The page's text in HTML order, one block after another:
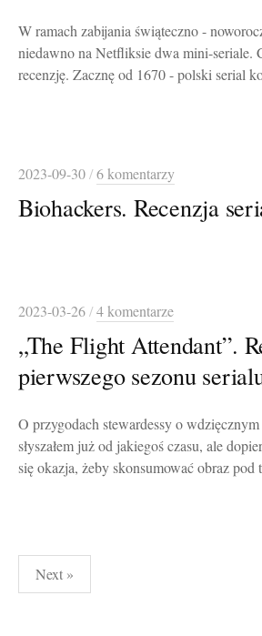
W ramach zabijania świąteczno -
niedawno na Netfliksie dwa mini-seriale.
recenzję. Zacznę od 1670 - polski serial
2023-09-30/6 komentarzy
Biohackers. Recenzja
2023-03-26/4 komentarze
„The Flight Attendant”.
pierwszego sezonu
O przygodach stewardessy o
słyszałem już od jakiegoś czasu, ale
się okazja, żeby skonsumować obraz pod
Stronicowanie
wpisów
Next »